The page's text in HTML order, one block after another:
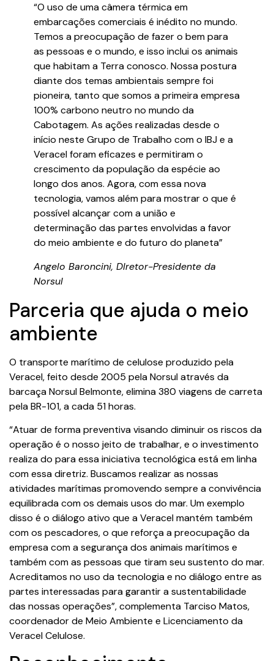
“O uso de uma câmera térmica em
embarcações comerciais é inédito no mundo.
Temos a preocupação de fazer o bem para
as pessoas e o mundo, e isso inclui os animais
que habitam a Terra conosco. Nossa postura
diante dos temas ambientais sempre foi
pioneira, tanto que somos a primeira empresa
100% carbono neutro no mundo da
Cabotagem. As ações realizadas desde o
início neste Grupo de Trabalho com o IBJ e a
Veracel foram eficazes e permitiram o
crescimento da população da espécie ao
longo dos anos. Agora, com essa nova
tecnologia, vamos além para mostrar o que é
possível alcançar com a união e
determinação das partes envolvidas a favor
do meio ambiente e do futuro do planeta”
Angelo Baroncini, DIretor-Presidente da
Norsul
Parceria que ajuda o meio
ambiente
O transporte marítimo de celulose produzido pela
Veracel, feito desde 2005 pela Norsul através da
barcaça Norsul Belmonte, elimina 380 viagens de carreta
pela BR-101, a cada 51 horas.
“Atuar de forma preventiva visando diminuir os riscos da
operação é o nosso jeito de trabalhar, e o investimento
realiza do para essa iniciativa tecnológica está em linha
com essa diretriz. Buscamos realizar as nossas
atividades marítimas promovendo sempre a convivência
equilibrada com os demais usos do mar. Um exemplo
disso é o diálogo ativo que a Veracel mantém também
com os pescadores, o que reforça a preocupação da
empresa com a segurança dos animais marítimos e
também com as pessoas que tiram seu sustento do mar.
Acreditamos no uso da tecnologia e no diálogo entre as
partes interessadas para garantir a sustentabilidade
das nossas operações”, complementa Tarciso Matos,
coordenador de Meio Ambiente e Licenciamento da
Veracel Celulose.